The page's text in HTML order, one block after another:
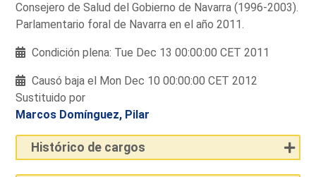
Consejero de Salud del Gobierno de Navarra (1996-2003).
Parlamentario foral de Navarra en el año 2011.
Condición plena: Tue Dec 13 00:00:00 CET 2011
Causó baja el Mon Dec 10 00:00:00 CET 2012
Sustituido por
Marcos Domínguez, Pilar
Histórico de cargos